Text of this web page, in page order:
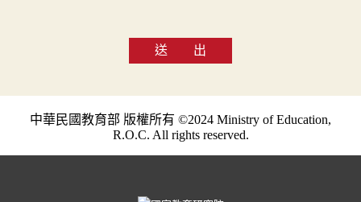
送 出
中華民國教育部 版權所有 ©2024 Ministry of Education,
R.O.C. All rights reserved.